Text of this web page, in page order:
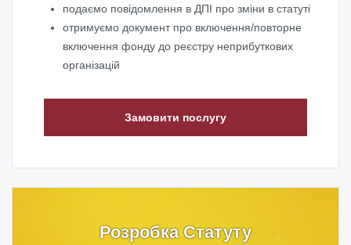
подаємо повідомлення в ДПІ про зміни в статуті
отримуємо документ про включення/повторне
включення фонду до реєстру неприбуткових
організацій
Замовити послугу
Розробка Статуту